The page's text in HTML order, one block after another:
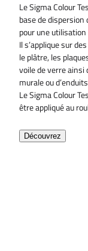
Le Sigma Colour
base de
pour une
Il s’applique sur
le plâtre, les
voile de verre ainsi
murale ou
Le Sigma Colour
être appliqué au
Découvrez